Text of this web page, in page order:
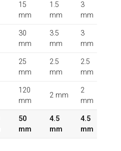
15
mm
1.5
mm
3
mm
30
mm
3.5
mm
3
mm
25
mm
2.5
mm
2.5
mm
120
mm
2 mm
2
mm
50
mm
4.5
mm
4.5
mm